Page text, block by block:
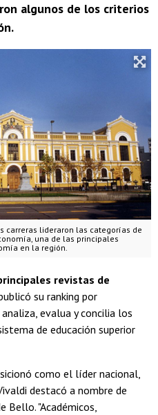
algunos de los criterios
carreras lideraron las categorías de
una de las principales
en la región.
revistas de
publicó su ranking por
evalua y concilia los
de educación superior
como el líder nacional,
destacó a nombre de
Bello. "Académicos,